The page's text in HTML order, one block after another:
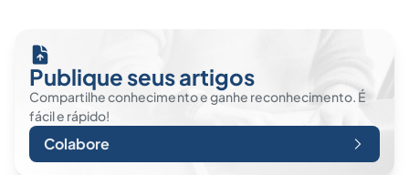
Publique seus artigos
Compartilhe conhecimento e ganhe reconhecimento. É
fácil e rápido!
Colabore